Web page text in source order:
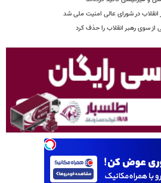
در شورای عالی امنیت ملی شد
سوی رهبر انقلاب را حذف کرد